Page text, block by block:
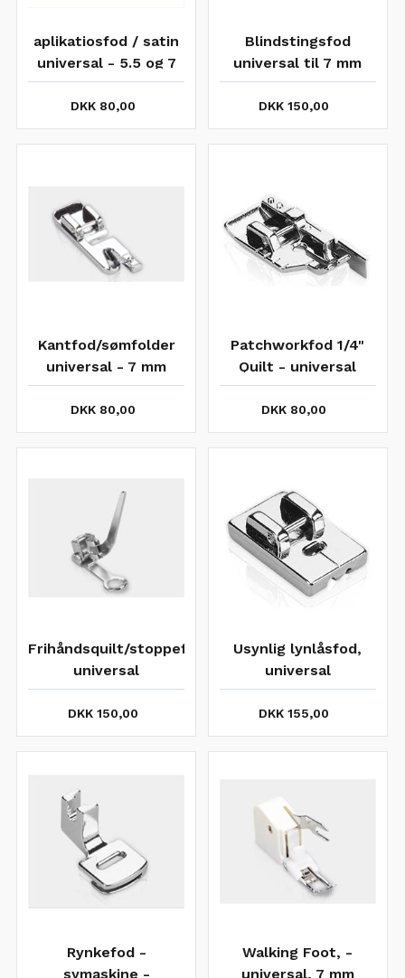
aplikatiosfod / satin
universal - 5.5 og 7
mm
DKK 80,00
Blindstingsfod
universal til 7 mm
siksak
DKK 150,00
Kantfod/sømfolder
universal - 7 mm
zigzag
DKK 80,00
Patchworkfod 1/4"
Quilt - universal
DKK 80,00
Frihåndsquilt/stoppefod,
universal
DKK 150,00
Usynlig lynlåsfod,
universal
DKK 155,00
Rynkefod -
symaskine -
Walking Foot, -
universal, 7 mm